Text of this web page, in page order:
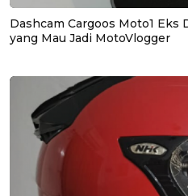
Dashcam Cargoos Moto1 Eks
yang Mau Jadi MotoVlogger